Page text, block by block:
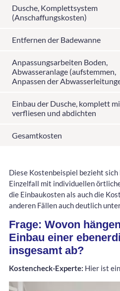
Dusche, Komplettsystem
(Anschaffungskosten)
Entfernen der Badewanne
Anpassungsarbeiten Boden,
Abwasseranlage (aufstemmen,
Anpassen der
Einbau der Dusche, komplett
verfliesen und abdichten
Gesamtkosten
Diese Kostenbeispiel bezieht
Einzelfall mit individuellen
die Einbaukosten als auch die
anderen Fällen auch deutlich
Frage: Wovon
Einbau einer
insgesamt ab?
Kostencheck-Experte: Hier ist